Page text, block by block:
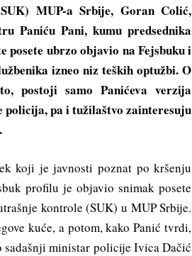
MUP-a Srbije, Goran Colić,
Paniću Pani, kumu predsednika
posete ubrzo objavio na Fejsbuku i
izneo niz teških optužbi. O
postoji samo Panićeva verzija
policija, pa i tužilaštvo zainteresuju
koji je javnosti poznat po kršenju
profilu je objavio snimak posete
kontrole (SUK) u MUP Srbije.
kuće, a potom, kako Panić tvrdi,
sadašnji ministar policije Ivica Dačić